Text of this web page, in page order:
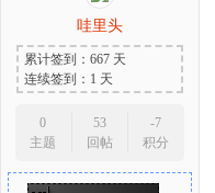
哇里头
累计签到：667 天
连续签到：1 天
0
主题
53
回帖
-7
积分